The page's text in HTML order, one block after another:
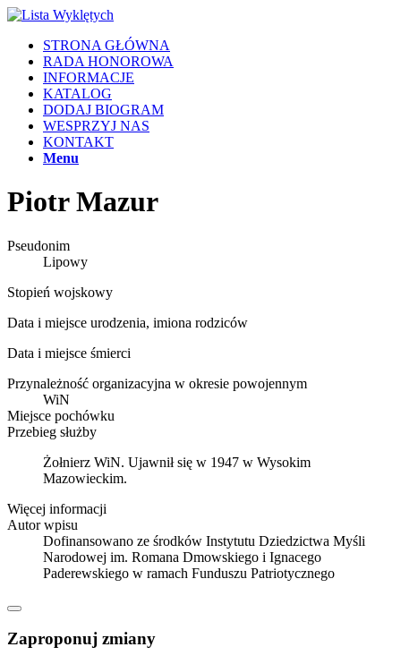
STRONA GŁÓWNA
RADA HONOROWA
INFORMACJE
KATALOG
DODAJ BIOGRAM
WESPRZYJ NAS
KONTAKT
Menu
Piotr Mazur
Pseudonim
Lipowy
Stopień wojskowy
Data i miejsce urodzenia, imiona rodziców
Data i miejsce śmierci
Przynależność organizacyjna w okresie powojennym
WiN
Miejsce pochówku
Przebieg służby
Żołnierz WiN. Ujawnił się w 1947 w Wysokim
Mazowieckim.
Więcej informacji
Autor wpisu
Dofinansowano ze środków Instytutu Dziedzictwa Myśli
Narodowej im. Romana Dmowskiego i Ignacego
Paderewskiego w ramach Funduszu Patriotycznego
Zaproponuj zmiany